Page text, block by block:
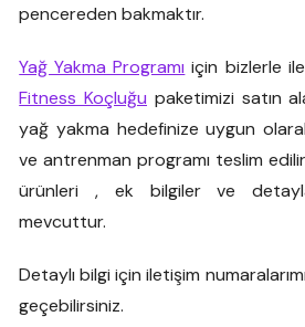
pencereden bakmaktır.
Yağ Yakma Programı için bizlerle
Fitness Koçluğu paketimizi satın
yağ yakma hedefinize uygun
ve antrenman programı teslim
ürünleri , ek bilgiler ve
mevcuttur.
Detaylı bilgi için iletişim
geçebilirsiniz.